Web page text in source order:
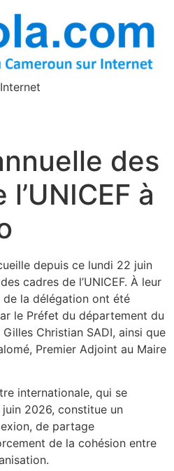
des
à
depuis ce lundi 22 juin
cadres de l’UNICEF. À leur
de la délégation ont été
le Préfet du département du
Christian SADI, ainsi que
Premier Adjoint au Maire
internationale, qui se
juin 2026, constitue un
de partage
de la cohésion entre